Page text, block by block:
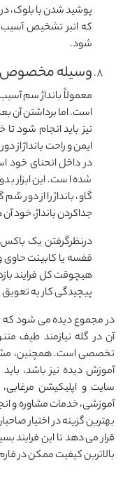
پوشید شدن با بلوک،
که انبر تشخیص آسیب
شود.
وسیله مخصوص
معمولاً بانداژ سم
نیز باید انجام شود
ایمن و راحت بانداژ
در داخل انحنای
شده است. این ابزار
گاو، بانداژ را از دور
جداکردن بانداژ،
درنظرگرفتن یک
قفسه یا کابینت
هیچوقت کل فرایند
پیچیدگی کار به
در مجموع دیده می شود که
آن در گله نیازمند طیف
تخصصی است. همچنین،
آموزش دیده نیز باشد،
سایت و اپلیکیشن
آموزشی، خدمات مشاوره و
بهترین گزینه در اختیار
قرار می دهد تا این فرایند
بالاترین کیفیت ممکن در